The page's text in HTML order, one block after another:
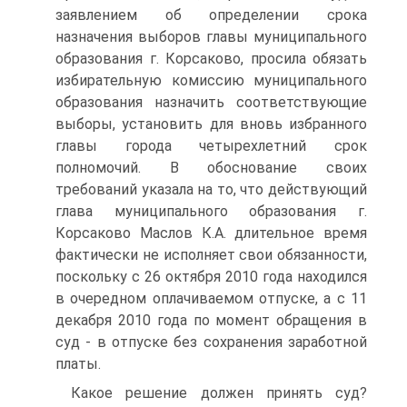
заявлением об определении срока
назначения выборов главы муниципального
образования г. Корсаково, просила обязать
избирательную комиссию муниципального
образования назначить соответствующие
выборы, установить для вновь избранного
главы города четырехлетний срок
полномочий. В обоснование своих
требований указала на то, что действующий
глава муниципального образования г.
Корсаково Маслов К.А. длительное время
фактически не исполняет свои обязанности,
поскольку с 26 октября 2010 года находился
в очередном оплачиваемом отпуске, а с 11
декабря 2010 года по момент обращения в
суд - в отпуске без сохранения заработной
платы.
Какое решение должен принять суд?